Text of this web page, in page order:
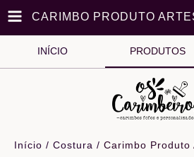
INÍCIO PRODUTOS
Início / Costura / Carimbo Produto